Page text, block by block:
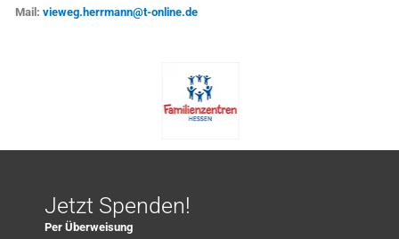
Mail: vieweg.herrmann@t-online.de
Jetzt Spenden!
Per Überweisung